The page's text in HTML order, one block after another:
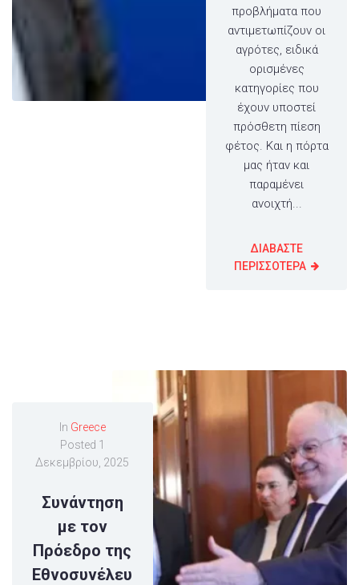
προβλήματα που
αντιμετωπίζουν οι
αγρότες, ειδικά
ορισμένες
κατηγορίες που
έχουν υποστεί
πρόσθετη πίεση
φέτος. Και η πόρτα
μας ήταν και
παραμένει
ανοιχτή...
ΔΙΑΒΑΣΤΕ
ΠΕΡΙΣΣΟΤΕΡΑ
In Greece
Posted 1
Δεκεμβρίου, 2025
Συνάντηση
με τον
Πρόεδρο της
Εθνοσυνέλευ